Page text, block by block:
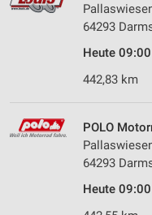
64293
Heute
442,83 km
POLO
64293
Heute